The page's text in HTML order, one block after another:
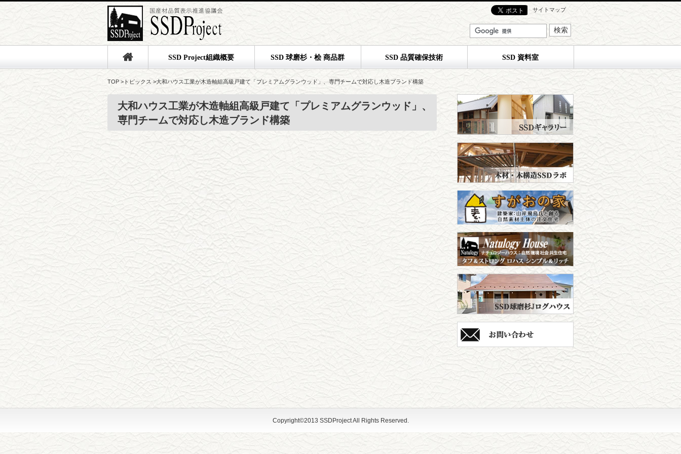
サイトマップ
SSD Project組織概要 SSD 球磨杉・桧 商品群 SSD 品質確保技術 SSD 資料室
TOP > トピックス >大和ハウス工業が木造軸組高級戸建て「プレミアムグランウッド」、専門チームで対応し木造ブランド構築
大和ハウス工業が木造軸組高級戸建て「プレミアムグランウッド」、
専門チームで対応し木造ブランド構築
Copyright©2013 SSDProject All Rights Reserved.